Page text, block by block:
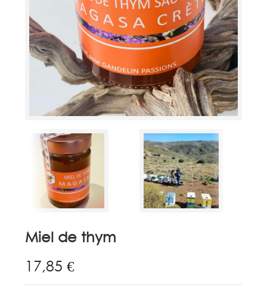
Miel de thym
17,85€